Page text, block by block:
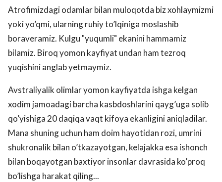
Atrofimizdagi odamlar bilan muloqotda biz xohlaymizmi
yoki yo’qmi, ularning ruhiy to’lqiniga moslashib
boraveramiz. Kulgu "yuqumli" ekanini hammamiz
bilamiz. Biroq yomon kayfiyat undan ham tezroq
yuqishini anglab yetmaymiz.
Avstraliyalik olimlar yomon kayfiyatda ishga kelgan
xodim jamoadagi barcha kasbdoshlarini qayg’uga solib
qo’yishiga 20 daqiqa vaqt kifoya ekanligini aniqladilar.
Mana shuning uchun ham doim hayotidan rozi, umrini
shukronalik bilan o’tkazayotgan, kelajakka esa ishonch
bilan boqayotgan baxtiyor insonlar davrasida ko’proq
bo’lishga harakat qiling...